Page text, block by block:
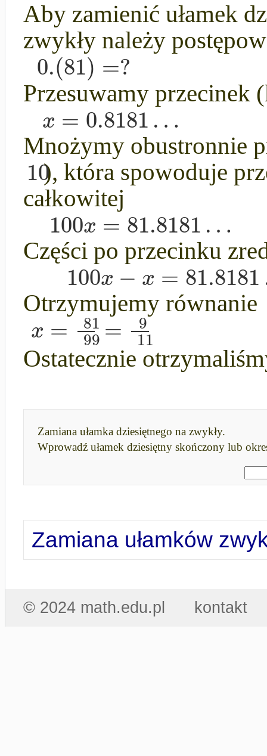
Aby zamienić ułamek
zwykły należy
0.(81) =?
Przesuwamy przecinek
x = 0.8181…
Mnożymy obustronnie
10), która spowoduje
całkowitej
100x =81.8181…
Części po przecinku
100x − x = 81.8181
Otrzymujemy równanie
x = 81
99 = 9
11
Ostatecznie
Zamiana ułamka dziesiętnego na zwykły.
Wprowadź ułamek dziesiętny skończony lub
Zamiana ułamków
© 2024 math.edu.pl kontakt